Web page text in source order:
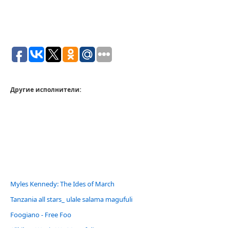
Другие исполнители:
Myles Kennedy: The Ides of March
Tanzania all stars_ ulale salama magufuli
Foogiano - Free Foo